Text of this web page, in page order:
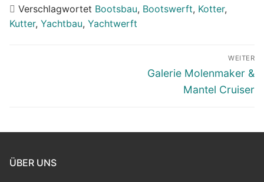
Verschlagwortet Bootsbau, Bootswerft, Kotter,
Kutter, Yachtbau, Yachtwerft
WEITER
Nächster
Galerie Molenmaker &
Mantel Cruiser
ÜBER UNS